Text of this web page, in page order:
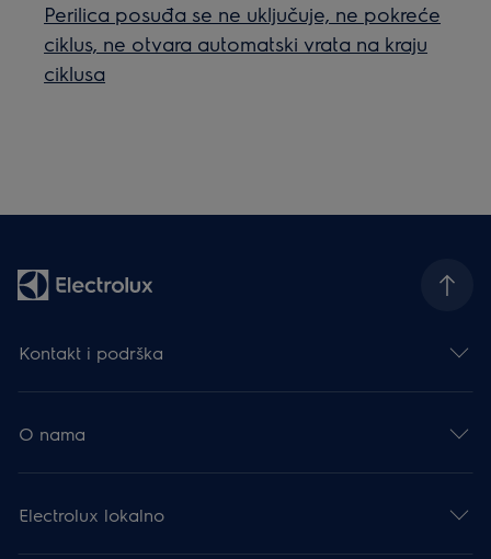
Perilica posuđa se ne uključuje, ne pokreće
ciklus, ne otvara automatski vrata na kraju
ciklusa
Kontakt i podrška
O nama
Electrolux lokalno